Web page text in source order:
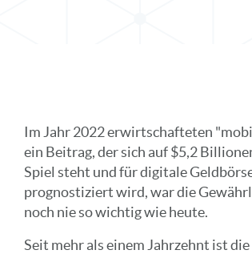
Im Jahr 2022 erwirtschafteten
ein Beitrag, der sich auf $5,2
Spiel steht und für digitale
prognostiziert wird, war die
noch nie so wichtig wie heute.
Seit mehr als einem Jahrzehnt ist die